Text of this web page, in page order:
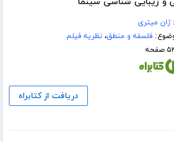
ژان میتری
فلسفه و منطق،نظریه فیلم
دریافت از کتابراه